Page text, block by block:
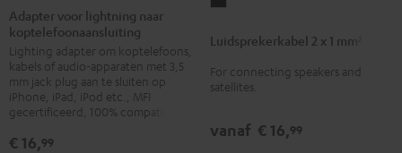
voor
lightning
naar
koptelefoonaansluiting
Zwart
Adapter voor lightning naar
koptelefoonaansluiting
Lighting adapter om koptelefoons,
kabels of audio-apparaten met 3,5
mm jack plug aan te sluiten op
iPhone, iPad, iPod etc., MFI
gecertificeerd, 100% compatibel
€ 16,99
x
mm²
Luidsprekerkabel 2 x 1 mm²
For connecting speakers and
satellites.
vanaf € 16,99